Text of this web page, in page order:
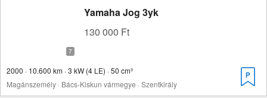
Yamaha Jog 3yk
130 000 Ft
2000 · 10.600 km · 3 kW (4 LE) · 50 cm³
Magánszemély · Bács-Kiskun vármegye · Szentkirály